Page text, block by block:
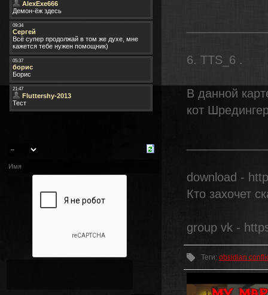
6. TTS_6 .
В данной
кот
download -
Кто захочет
group vk -
Теги: obsidian